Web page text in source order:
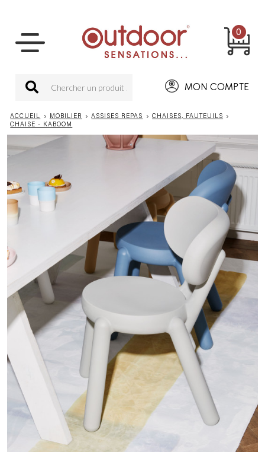
0
MON COMPTE
ACCUEIL › MOBILIER › ASSISES REPAS › CHAISES, FAUTEUILS ›
CHAISE - KABOOM